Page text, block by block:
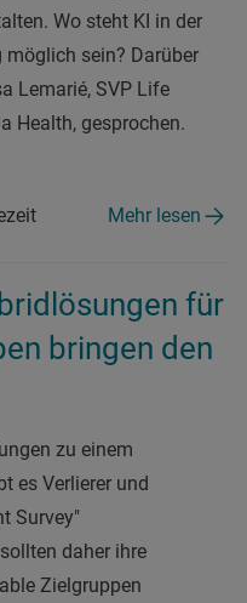
Wo steht KI in der
sein? Darüber
Lemarié, SVP Life
Health, gesprochen.
Mehr lesen
für
bringen den
zu einem
es Verlierer und
Survey"
daher ihre
Zielgruppen